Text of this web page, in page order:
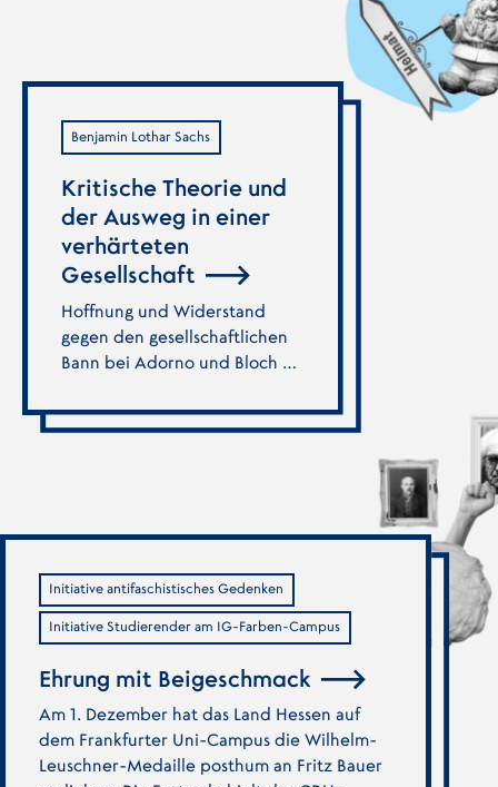
Benjamin Lothar Sachs
Kritische Theorie und
der Ausweg in einer
verhärteten
Gesellschaft
Hoffnung und Widerstand
gegen den gesellschaftlichen
Bann bei Adorno und Bloch …
Initiative antifaschistisches Gedenken
Initiative Studierender am IG-Farben-Campus
Ehrung mit Beigeschmack
Am 1. Dezember hat das Land Hessen auf
dem Frankfurter Uni-Campus die Wilhelm-
Leuschner-Medaille posthum an Fritz Bauer